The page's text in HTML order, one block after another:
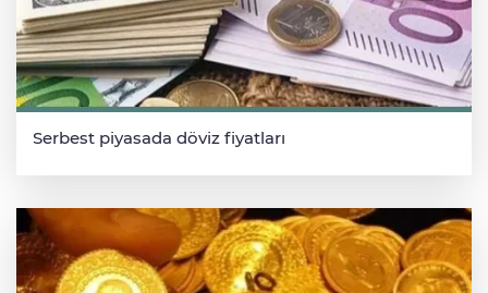
Serbest piyasada döviz fiyatları